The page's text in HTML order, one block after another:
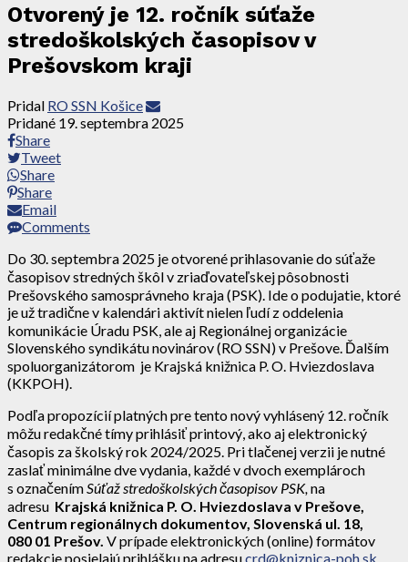
Otvorený je 12. ročník súťaže
stredoškolských časopisov v
Prešovskom kraji
Pridal RO SSN Košice
Pridané 19. septembra 2025
Share
Tweet
Share
Share
Email
Comments
Do 30. septembra 2025 je otvorené prihlasovanie do súťaže
časopisov stredných škôl v zriaďovateľskej pôsobnosti
Prešovského samosprávneho kraja (PSK). Ide o podujatie, ktoré
je už tradične v kalendári aktivít nielen ľudí z oddelenia
komunikácie Úradu PSK, ale aj Regionálnej organizácie
Slovenského syndikátu novinárov (RO SSN) v Prešove. Ďalším
spoluorganizátorom je Krajská knižnica P. O. Hviezdoslava
(KKPOH).
Podľa propozícií platných pre tento nový vyhlásený 12. ročník
môžu redakčné tímy prihlásiť printový, ako aj elektronický
časopis za školský rok 2024/2025. Pri tlačenej verzii je nutné
zaslať minimálne dve vydania, každé v dvoch exemplároch
s označením Súťaž stredoškolských časopisov PSK, na
adresu Krajská knižnica P. O. Hviezdoslava v Prešove,
Centrum regionálnych dokumentov, Slovenská ul. 18,
080 01 Prešov. V prípade elektronických (online) formátov
redakcie posielajú prihlášku na adresucrd@kniznica-poh.sk